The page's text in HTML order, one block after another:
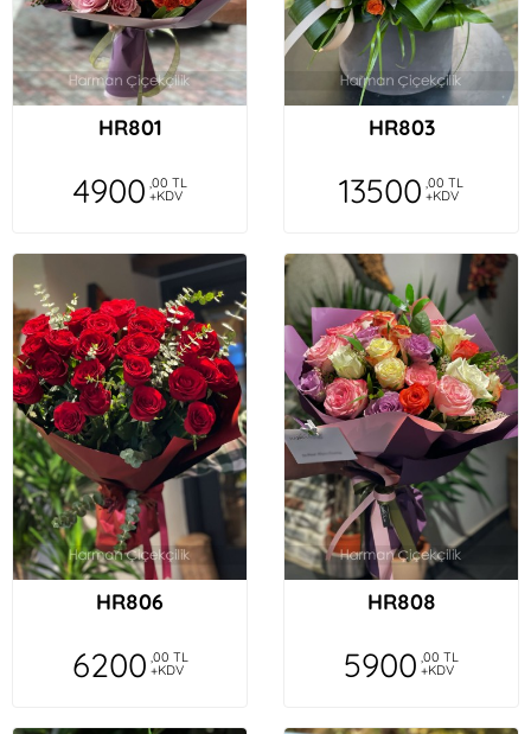
HR801
4900 ,00 TL
+KDV
HR803
13500 ,00 TL
+KDV
HR806
6200 ,00 TL
+KDV
HR808
5900 ,00 TL
+KDV